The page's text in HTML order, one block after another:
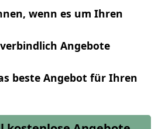
wenn es um Ihren
Angebote
beste Angebot für Ihren